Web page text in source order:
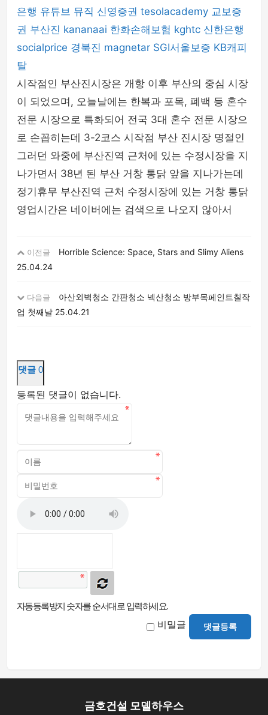
은행 유튜브 뮤직 신영증권 tesolacademy 교보증
권 부산진 kananaai 한화손해보험 kghtc 신한은행
socialprice 경북진 magnetar SGI서울보증 KB캐피
탈
시작점인 부산진시장은 개항 이후 부산의 중심 시장
이 되었으며, 오늘날에는 한복과 포목, 폐백 등 혼수
전문 시장으로 특화되어 전국 3대 혼수 전문 시장으
로 손꼽히는데 3-2코스 시작점 부산 진시장 명절인
그러던 와중에 부산진역 근처에 있는 수정시장을 지
나가면서 38년 된 부산 거창 통닭 앞을 지나가는데
정기휴무 부산진역 근처 수정시장에 있는 거창 통닭
영업시간은 네이버에는 검색으로 나오지 않아서
이전글
Horrible Science: Space, Stars and Slimy Aliens
25.04.24
다음글
아산외벽청소 간판청소 넥산청소 방부목페인트칠작
업 첫째날 25.04.21
댓글 0
등록된 댓글이 없습니다.
자동등록방지 숫자를 순서대로 입력하세요.
비밀글 댓글등록
금호건설 모델하우스